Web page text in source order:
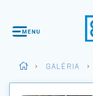
> GALÉRIA >